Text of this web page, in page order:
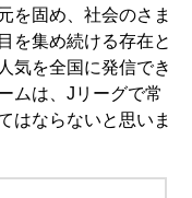
を固め、社会のさま
を集め続ける存在と
気を全国に発信でき
ムは、Jリーグで常
はならないと思いま